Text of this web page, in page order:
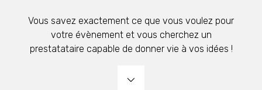
Vous savez exactement ce que vous voulez pour
votre évènement et vous cherchez un
prestatataire capable de donner vie à vos idées !